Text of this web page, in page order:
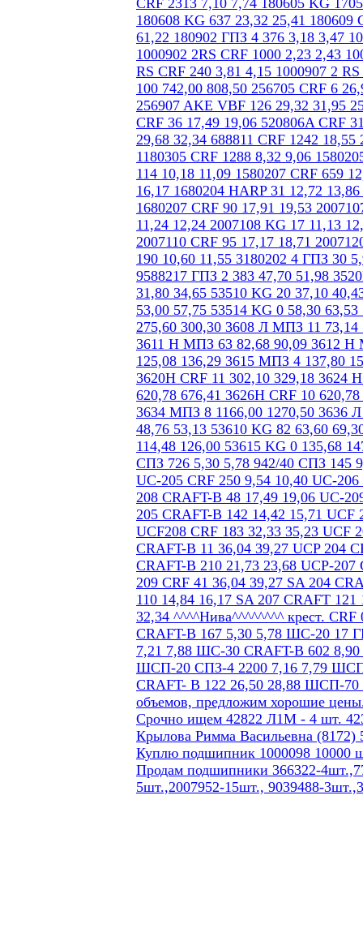
Срочно ищем 42822 Л1М - 4 шт.
Крылова Римма Васильевна (8172)
Куплю подшипник 1000098 10000
Продам подшипники 366322-
5шт.,2007952-15шт., 9039488-